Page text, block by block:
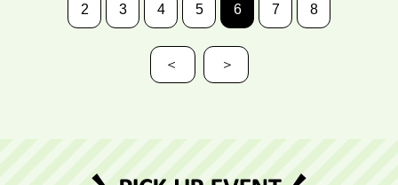
2 3 4 5 6 7 8
＜ ＞